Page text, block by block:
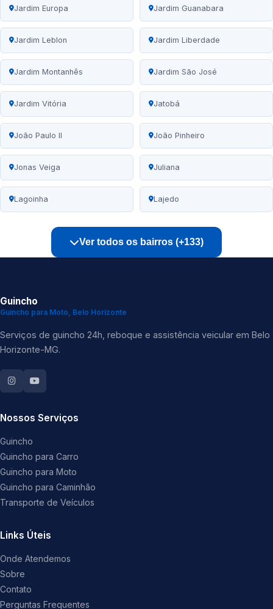
Jardim Europa Jardim Guanabara
Jardim Leblon Jardim Liberdade
Jardim Montanhês Jardim São José
Jardim Vitória Jatobá
João Paulo II João Pinheiro
Jonas Veiga Juliana
Lagoinha Lajedo
Ver todos os bairros (+133)
Guincho
Guincho para Moto, Belo Horizonte
Serviços de guincho 24h, reboque e assistência veicular em Belo
Horizonte-MG.
Nossos Serviços
Guincho
Guincho para Carro
Guincho para Moto
Guincho para Caminhão
Transporte de Veículos
Links Úteis
Onde Atendemos
Sobre
Contato
Perguntas Frequentes